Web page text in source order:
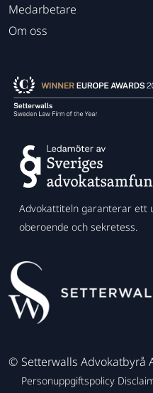
Medarbetare
Om oss
Advokattiteln garanterar ett
oberoende och sekretess.
© Setterwalls Advokatbyrå
Personuppgiftspolicy